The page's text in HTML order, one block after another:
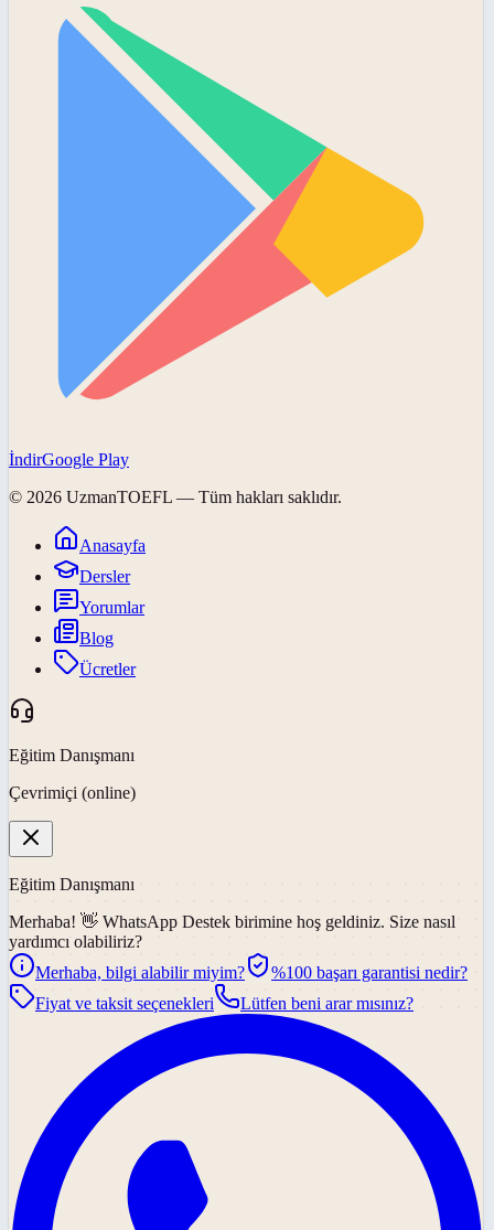
İndirGoogle Play
© 2026 UzmanTOEFL — Tüm hakları saklıdır.
Anasayfa
Dersler
Yorumlar
Blog
Ücretler
Eğitim Danışmanı
Çevrimiçi (online)
Eğitim Danışmanı
Merhaba! 👋 WhatsApp Destek birimine hoş geldiniz. Size nasıl
yardımcı olabiliriz?
Merhaba, bilgi alabilir miyim?
%100 başarı garantisi nedir?
Fiyat ve taksit seçenekleri
Lütfen beni arar mısınız?